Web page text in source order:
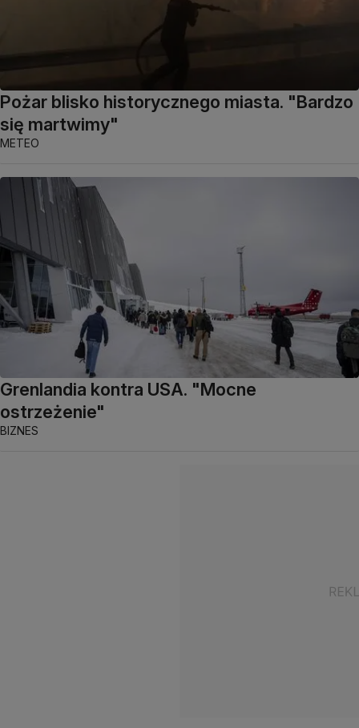
Pożar blisko historycznego miasta. "Bardzo
się martwimy"
METEO
Grenlandia kontra USA. "Mocne
ostrzeżenie"
BIZNES